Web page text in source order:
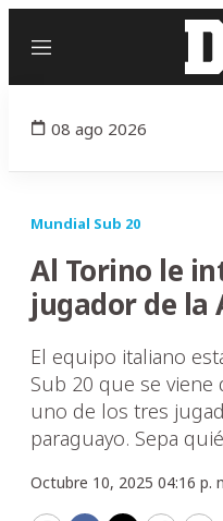
Menú
08 ago 2026
Mundial Sub 20
Al Torino le
jugador de la
El equipo italiano
Sub 20 que se
uno de los tres
paraguayo. Sepa
Octubre 10, 2025 04:16 p.